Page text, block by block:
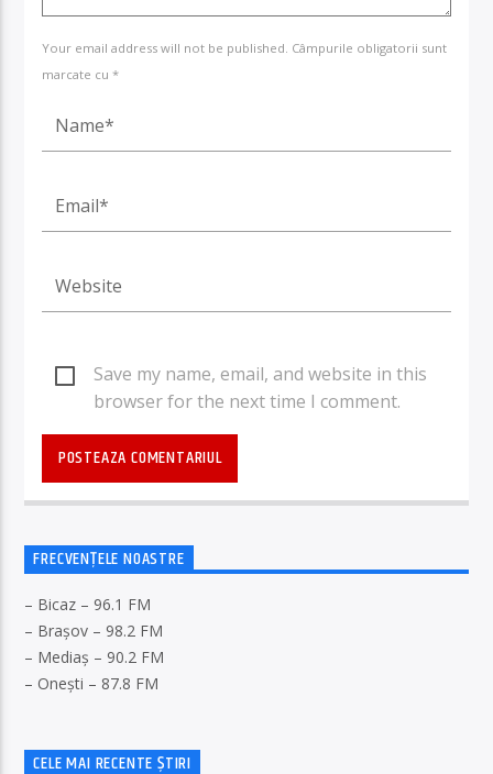
Your email address will not be published. Câmpurile obligatorii sunt
marcate cu *
Save my name, email, and website in this
browser for the next time I comment.
FRECVENȚELE NOASTRE
– Bicaz – 96.1 FM
– Brașov – 98.2 FM
– Mediaș – 90.2 FM
– Onești – 87.8 FM
CELE MAI RECENTE ȘTIRI